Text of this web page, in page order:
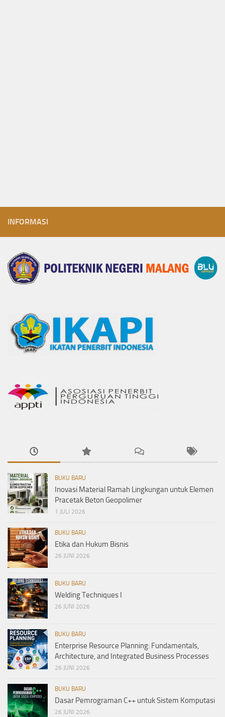
INFORMASI
BUKU BARU
Inovasi Material Ramah Lingkungan untuk Elemen
Pracetak Beton Geopolimer
1 JULI 2026
BUKU BARU
Etika dan Hukum Bisnis
26 JUNI 2026
BUKU BARU
Welding Techniques I
26 JUNI 2026
BUKU BARU
Enterprise Resource Planning: Fundamentals,
Architecture, and Integrated Business Processes
26 JUNI 2026
BUKU BARU
Dasar Pemrograman C++ untuk Sistem Komputasi
26 JUNI 2026